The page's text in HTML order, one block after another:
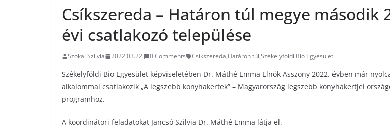
Csíkszereda – Határon túl megye második
évi csatlakozó települése
Szokai Szilvia 2022.03.22. 0 Comments Csíkszereda,Határon túl,Székelyföldi Bio Egyesület
Székelyföldi Bio Egyesület képviseletében Dr. Máthé Emma Elnök Asszony 2022. évben már
alkalommal csatlakozik „A legszebb konyhakertek” – Magyarország legszebb konyhakertjei
programhoz.
A koordinátori feladatokat Jancsó Szilvia Dr. Máthé Emma látja el.